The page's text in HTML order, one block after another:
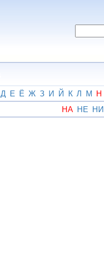
Д Е Ё Ж З И Й К Л М Н
НА НЕ НИ